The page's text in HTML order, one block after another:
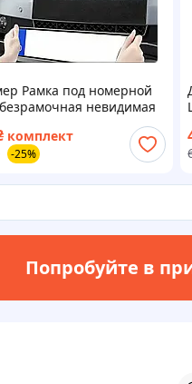
Рамка под номерной
невидимая
для номера
комплект
-25%
Попробуйте в